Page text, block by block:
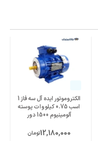
الکتروموتور ایده آل سه فاز 1
اسب 0.75 کیلووات پوسته
آلومینیوم 1500 دور
12,180,000تومان